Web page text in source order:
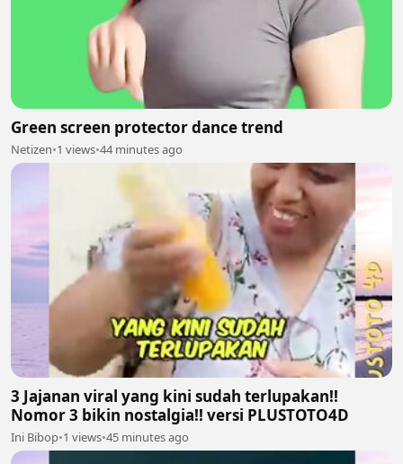
Green screen protector dance trend
Netizen•1 views•44 minutes ago
3 Jajanan viral yang kini sudah terlupakan!!
Nomor 3 bikin nostalgia!! versi PLUSTOTO4D
Ini Bibop•1 views•45 minutes ago